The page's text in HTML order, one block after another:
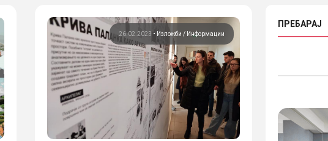
26.02.2023 • Изложби Информации
ПРЕБАРАЈ